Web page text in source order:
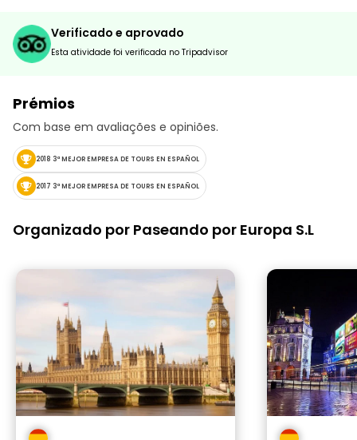
Verificado e aprovado
Esta atividade foi verificada no Tripadvisor
Prémios
Com base em avaliações e opiniões.
2018 3ª MEJOR EMPRESA DE TOURS EN ESPAÑOL
2017 3ª MEJOR EMPRESA DE TOURS EN ESPAÑOL
Organizado por Paseando por Europa S.L